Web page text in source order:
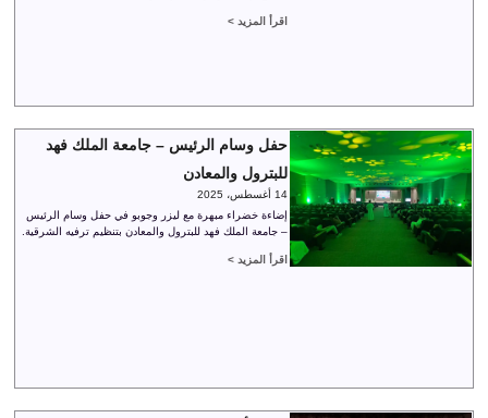
اقرأ المزيد >
حفل وسام الرئيس – جامعة الملك فهد
للبترول والمعادن
14 أغسطس، 2025
إضاءة خضراء مبهرة مع ليزر وجوبو في حفل وسام الرئيس
– جامعة الملك فهد للبترول والمعادن بتنظيم ترفيه الشرقية.
اقرأ المزيد >